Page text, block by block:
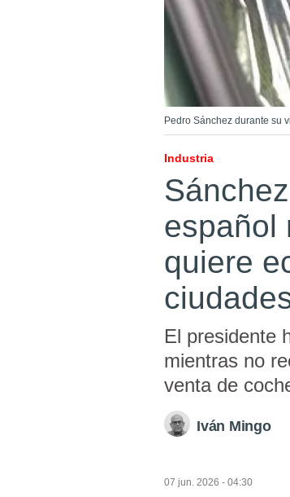
Pedro Sánchez durante su
Industria
español
quiere
El presidente
mientras no
venta de
Iván Mingo
07 jun. 2026 - 04:30